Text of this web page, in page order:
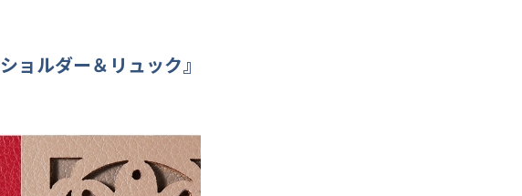
ショルダー＆ リュック』